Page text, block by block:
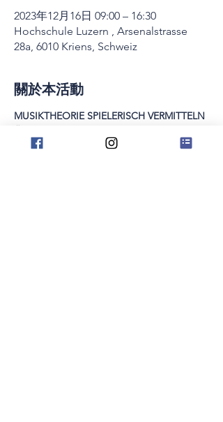
2023年12月16日 09:00 – 16:30
Hochschule Luzern , Arsenalstrasse
28a, 6010 Kriens, Schweiz
關於本活動
MUSIKTHEORIE SPIELERISCH VERMITTELN
Hochschule Luzern.